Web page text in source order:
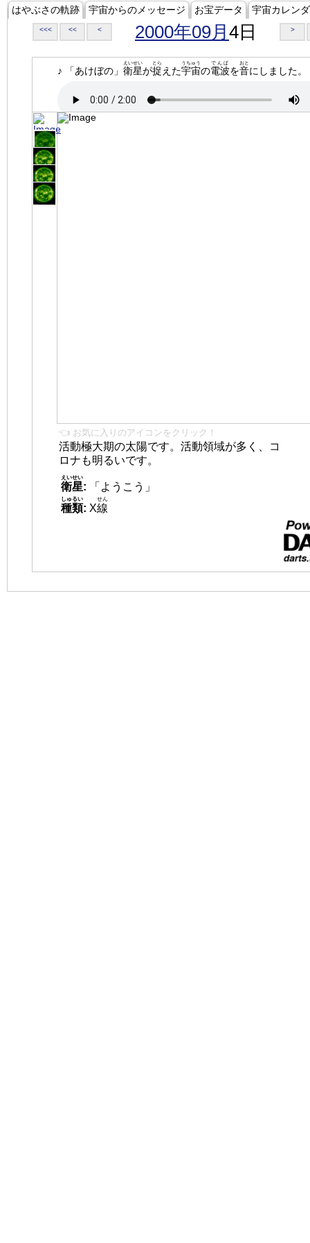
はやぶさの軌跡 宇宙からのメッセージ お宝データ 宇宙カレン
<<< << < 2000年09月 4日 >
♪ 「あけぼの」 衛星
えいせい
が捉
とら
えた宇宙
うちゅう
の電波
でんぱ
を音
おと
にしました。
👈 お気に入りのアイコンをクリック！
活動極大期の太陽です。活動領域が多く、コ
ロナも明るいです。
衛星
えいせい
:
「ようこう」
種類
しゅるい
: X線
せん